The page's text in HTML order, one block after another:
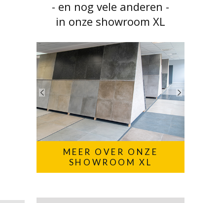
- en nog vele anderen -
in onze showroom XL
MEER OVER ONZE
SHOWROOM XL